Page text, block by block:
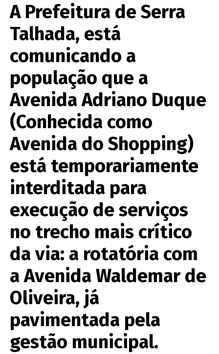
A Prefeitura de Serra
Talhada, está
comunicando a
população que a
Avenida Adriano Duque
(Conhecida como
Avenida do Shopping)
está temporariamente
interditada para
execução de serviços
no trecho mais crítico
da via: a rotatória com
a Avenida Waldemar de
Oliveira, já
pavimentada pela
gestão municipal.